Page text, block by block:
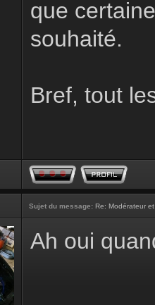
que
souhaité.
Bref, tout
Sujet du message: Re: Modérateur
Ah oui